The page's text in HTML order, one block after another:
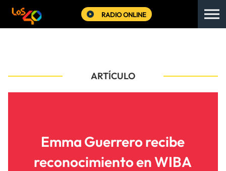
RADIO ONLINE
ARTÍCULO
Emma Guerrero recibe
reconocimiento en WIBA